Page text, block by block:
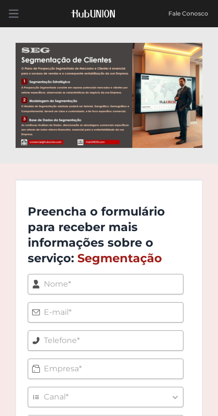
Open main menu Fale Conosco
Preencha o formulário
para receber mais
informações sobre o
serviço: Segmentação
Nome
E-mail*
Telefone*
Empresa
Canal